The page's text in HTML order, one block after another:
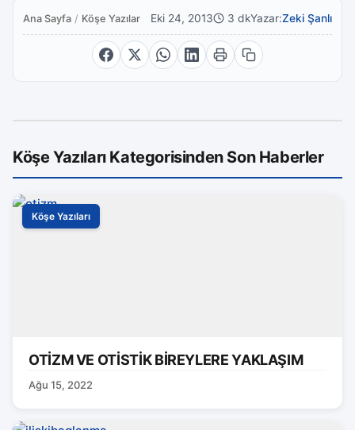
Ana Sayfa / Köşe Yazıları Eki 24, 2013 3 dkYazar:Zeki Şanlı
Köşe Yazıları Kategorisinden Son Haberler
Köşe Yazıları
OTİZM VE OTİSTİK BİREYLERE YAKLAŞIM
Ağu 15, 2022